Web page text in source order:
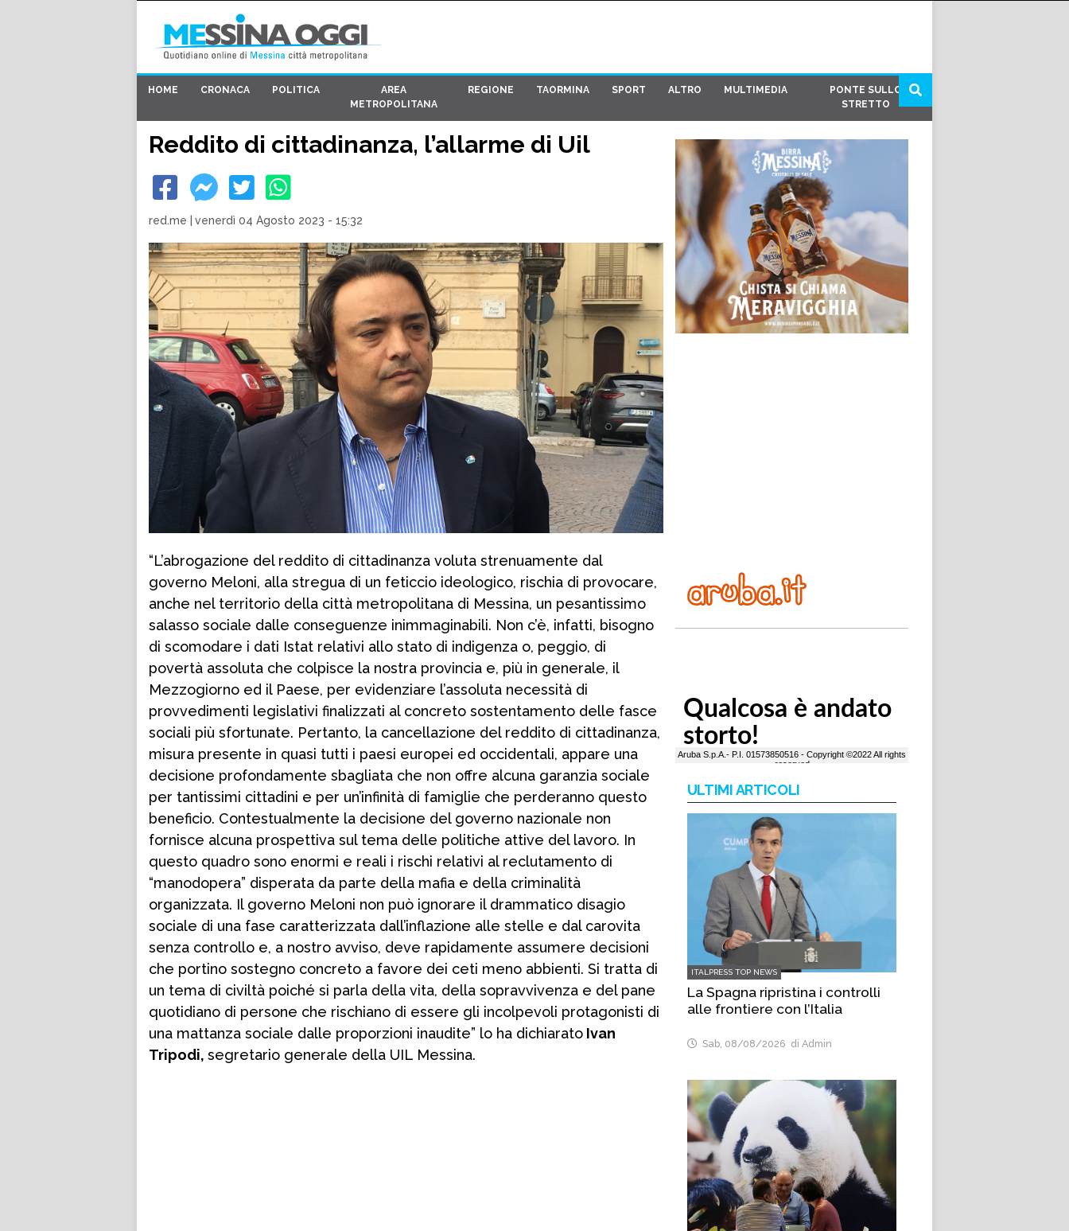
HOME CRONACA POLITICA
AREA
METROPOLITANA
REGIONE TAORMINA SPORT ALTRO MULTIMEDIA
PONTE SULLO
STRETTO
Reddito di cittadinanza, l’allarme di Uil
red.me venerdì 04 Agosto 2023 - 15:32
“L’abrogazione del reddito di cittadinanza voluta strenuamente dal
governo Meloni, alla stregua di un feticcio ideologico, rischia di provocare,
anche nel territorio della città metropolitana di Messina, un pesantissimo
salasso sociale dalle conseguenze inimmaginabili. Non c’è, infatti, bisogno
di scomodare i dati Istat relativi allo stato di indigenza o, peggio, di
povertà assoluta che colpisce la nostra provincia e, più in generale, il
Mezzogiorno ed il Paese, per evidenziare l’assoluta necessità di
provvedimenti legislativi finalizzati al concreto sostentamento delle fasce
sociali più sfortunate. Pertanto, la cancellazione del reddito di cittadinanza,
misura presente in quasi tutti i paesi europei ed occidentali, appare una
decisione profondamente sbagliata che non offre alcuna garanzia sociale
per tantissimi cittadini e per un’infinità di famiglie che perderanno questo
beneficio. Contestualmente la decisione del governo nazionale non
fornisce alcuna prospettiva sul tema delle politiche attive del lavoro. In
questo quadro sono enormi e reali i rischi relativi al reclutamento di
“manodopera” disperata da parte della mafia e della criminalità
organizzata. Il governo Meloni non può ignorare il drammatico disagio
sociale di una fase caratterizzata dall’inflazione alle stelle e dal carovita
senza controllo e, a nostro avviso, deve rapidamente assumere decisioni
che portino sostegno concreto a favore dei ceti meno abbienti. Si tratta di
un tema di civiltà poiché si parla della vita, della sopravvivenza e del pane
quotidiano di persone che rischiano di essere gli incolpevoli protagonisti di
una mattanza sociale dalle proporzioni inaudite” lo ha dichiarato Ivan
Tripodi, segretario generale della UIL Messina.
ULTIMI ARTICOLI
ITALPRESS TOP NEWS
La Spagna ripristina i controlli
alle frontiere con l’Italia
Sab, 08/08/2026 di Admin